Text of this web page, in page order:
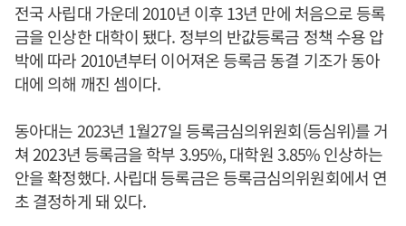
전국 사립대 가운데 2010년 이후 13년 만에 처음으로 등록
금을 인상한 대학이 됐다. 정부의 반값등록금 정책 수용 압
박에 따라 2010년부터 이어져온 등록금 동결 기조가 동아
대에 의해 깨진 셈이다.
동아대는 2023년 1월27일 등록금심의위원회(등심위)를 거
쳐 2023년 등록금을 학부 3.95%, 대학원 3.85% 인상하는
안을 확정했다. 사립대 등록금은 등록금심의위원회에서 연
초 결정하게 돼 있다.